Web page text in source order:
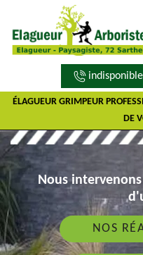
ÉLAGUEUR GRIMPEUR
DE
indisponible
Nous
NOS